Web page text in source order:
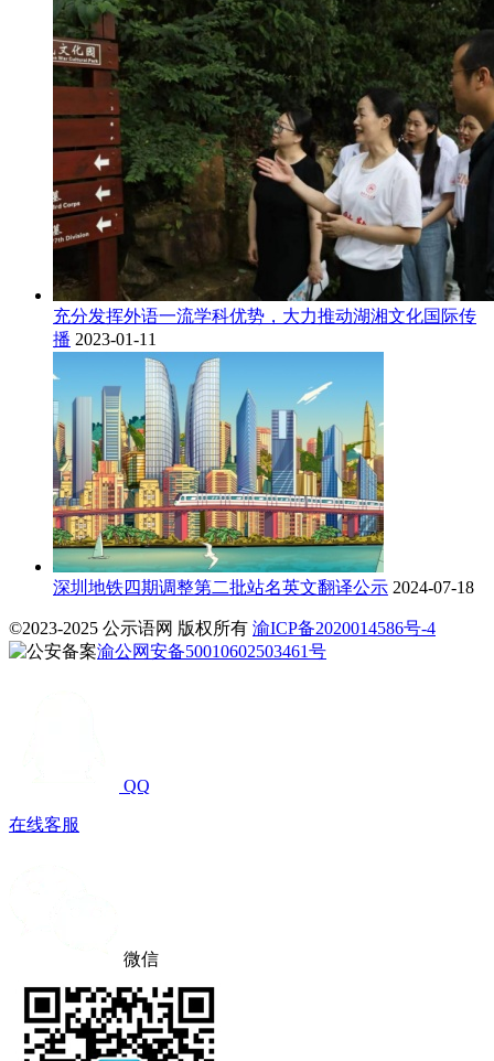
充分发挥外语一流学科优势，大力推动湖湘文化国际传
播 2023-01-11
深圳地铁四期调整第二批站名英文翻译公示 2024-07-18
©2023-2025 公示语网 版权所有 渝ICP备2020014586号-4
渝公网安备50010602503461号
QQ
在线客服
微信